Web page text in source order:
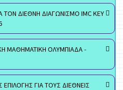
ΤΟΝ ΔΙΕΘΝΗ ΔΙΑΓΩΝΙΣΜΟ IMC KEY
ΜΑΘΗΜΑΤΙΚΗ ΟΛΥΜΠΙΑΔΑ -
ΓΙΑ ΤΟΥΣ ΔΙΕΘΝΕΙΣ